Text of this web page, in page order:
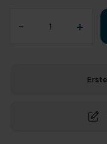
–
Burgundy
+